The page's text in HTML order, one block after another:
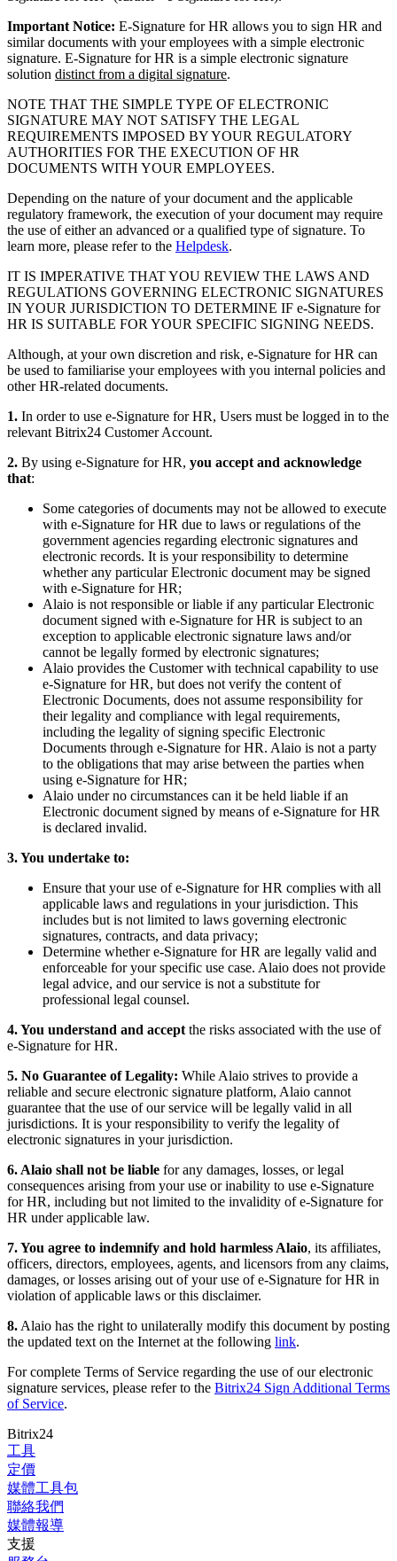
Important Notice: E-Signature for HR allows you to sign HR and
similar documents with your employees with a simple electronic
signature. E-Signature for HR is a simple electronic signature
solution distinct from a digital signature.
NOTE THAT THE SIMPLE TYPE OF ELECTRONIC
SIGNATURE MAY NOT SATISFY THE LEGAL
REQUIREMENTS IMPOSED BY YOUR REGULATORY
AUTHORITIES FOR THE EXECUTION OF HR
DOCUMENTS WITH YOUR EMPLOYEES.
Depending on the nature of your document and the applicable
regulatory framework, the execution of your document may require
the use of either an advanced or a qualified type of signature. To
learn more, please refer to the Helpdesk.
IT IS IMPERATIVE THAT YOU REVIEW THE LAWS AND
REGULATIONS GOVERNING ELECTRONIC SIGNATURES
IN YOUR JURISDICTION TO DETERMINE IF e-Signature for
HR IS SUITABLE FOR YOUR SPECIFIC SIGNING NEEDS.
Although, at your own discretion and risk, e-Signature for HR can
be used to familiarise your employees with you internal policies and
other HR-related documents.
1. In order to use e-Signature for HR, Users must be logged in to the
relevant Bitrix24 Customer Account.
2. By using e-Signature for HR, you accept and acknowledge
that:
Some categories of documents may not be allowed to execute
with e-Signature for HR due to laws or regulations of the
government agencies regarding electronic signatures and
electronic records. It is your responsibility to determine
whether any particular Electronic document may be signed
with e-Signature for HR;
Alaio is not responsible or liable if any particular Electronic
document signed with e-Signature for HR is subject to an
exception to applicable electronic signature laws and/or
cannot be legally formed by electronic signatures;
Alaio provides the Customer with technical capability to use
e-Signature for HR, but does not verify the content of
Electronic Documents, does not assume responsibility for
their legality and compliance with legal requirements,
including the legality of signing specific Electronic
Documents through e-Signature for HR. Alaio is not a party
to the obligations that may arise between the parties when
using e-Signature for HR;
Alaio under no circumstances can it be held liable if an
Electronic document signed by means of e-Signature for HR
is declared invalid.
3. You undertake to:
Ensure that your use of e-Signature for HR complies with all
applicable laws and regulations in your jurisdiction. This
includes but is not limited to laws governing electronic
signatures, contracts, and data privacy;
Determine whether e-Signature for HR are legally valid and
enforceable for your specific use case. Alaio does not provide
legal advice, and our service is not a substitute for
professional legal counsel.
4. You understand and accept the risks associated with the use of
e-Signature for HR.
5. No Guarantee of Legality: While Alaio strives to provide a
reliable and secure electronic signature platform, Alaio cannot
guarantee that the use of our service will be legally valid in all
jurisdictions. It is your responsibility to verify the legality of
electronic signatures in your jurisdiction.
6. Alaio shall not be liable for any damages, losses, or legal
consequences arising from your use or inability to use e-Signature
for HR, including but not limited to the invalidity of e-Signature for
HR under applicable law.
7. You agree to indemnify and hold harmless Alaio, its affiliates,
officers, directors, employees, agents, and licensors from any claims,
damages, or losses arising out of your use of e-Signature for HR in
violation of applicable laws or this disclaimer.
8. Alaio has the right to unilaterally modify this document by posting
the updated text on the Internet at the following link.
For complete Terms of Service regarding the use of our electronic
signature services, please refer to the Bitrix24 Sign Additional Terms
of Service.
Bitrix24
工具
定價
媒體工具包
聯絡我們
媒體報導
支援